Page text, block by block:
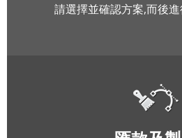
請選擇並確認方案,而後